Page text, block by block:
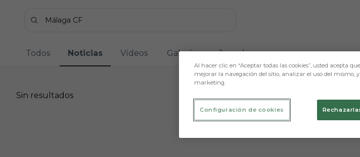
Introduce tu búsqueda, espera unos instantes y te mostraremos contenidos
Todos Noticias Vídeos Galerías Jugadores
Sin resultados
Al hacer clic en “Aceptar todas las cookies”, usted acepta
mejorar la navegación del sitio, analizar el uso del mismo,
marketing.
Configuración de cookies